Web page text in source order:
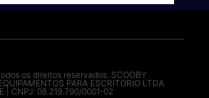
os direitos reservados. SCOOBY
PARA ESCRITORIO LTDA
| CNPJ: 08.219.790/0001-02